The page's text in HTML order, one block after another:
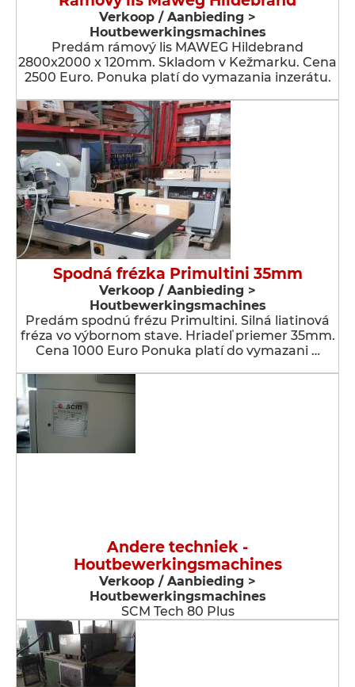
Verkoop / Aanbieding >
Houtbewerkingsmachines
Predám rámový lis MAWEG Hildebrand
2800x2000 x 120mm. Skladom v Kežmarku. Cena
2500 Euro. Ponuka platí do vymazania inzerátu.
Spodná frézka Primultini 35mm
Verkoop / Aanbieding >
Houtbewerkingsmachines
Predám spodnú frézu Primultini. Silná liatinová
fréza vo výbornom stave. Hriadeľ priemer 35mm.
Cena 1000 Euro Ponuka platí do vymazani …
Andere techniek -
Houtbewerkingsmachines
Verkoop / Aanbieding >
Houtbewerkingsmachines
SCM Tech 80 Plus